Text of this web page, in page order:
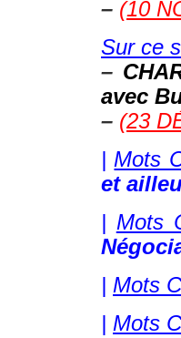
– (10
Sur ce
–
avec
– (23
| Mots
et
| Mots
| Mots
| Mots